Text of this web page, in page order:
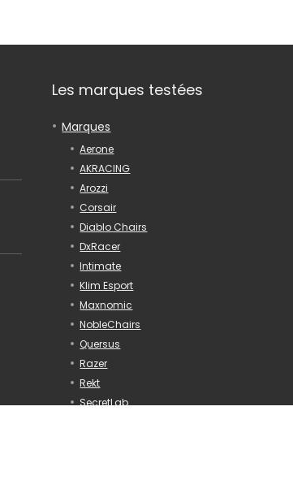
Les marques testées
Marques
Aerone
AKRACING
Arozzi
Corsair
Diablo Chairs
DxRacer
Intimate
Klim Esport
Maxnomic
NobleChairs
Quersus
Razer
Rekt
SecretLab